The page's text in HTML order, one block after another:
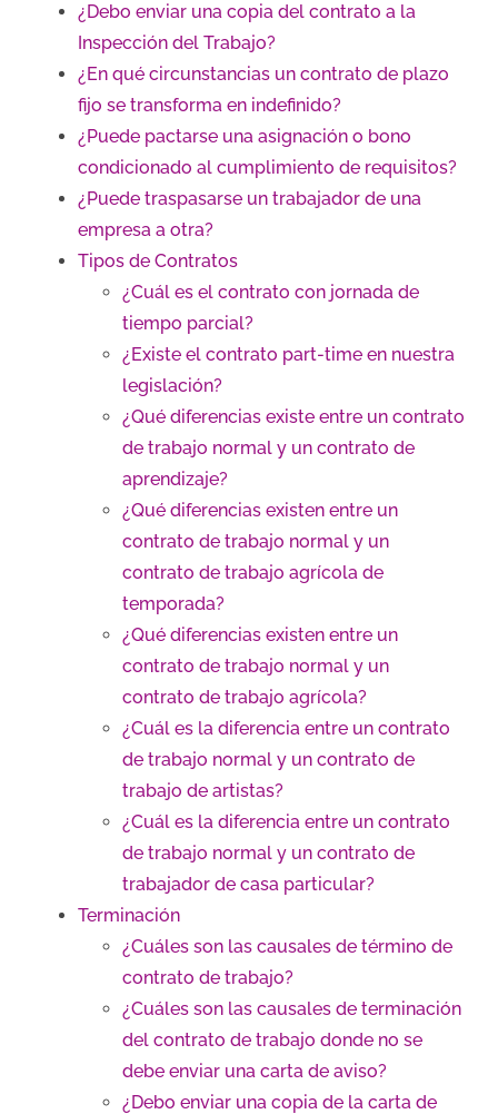
¿Debo enviar una copia del contrato a la
Inspección del Trabajo?
¿En qué circunstancias un contrato de plazo
fijo se transforma en indefinido?
¿Puede pactarse una asignación o bono
condicionado al cumplimiento de requisitos?
¿Puede traspasarse un trabajador de una
empresa a otra?
Tipos de Contratos
¿Cuál es el contrato con jornada de
tiempo parcial?
¿Existe el contrato part-time en nuestra
legislación?
¿Qué diferencias existe entre un contrato
de trabajo normal y un contrato de
aprendizaje?
¿Qué diferencias existen entre un
contrato de trabajo normal y un
contrato de trabajo agrícola de
temporada?
¿Qué diferencias existen entre un
contrato de trabajo normal y un
contrato de trabajo agrícola?
¿Cuál es la diferencia entre un contrato
de trabajo normal y un contrato de
trabajo de artistas?
¿Cuál es la diferencia entre un contrato
de trabajo normal y un contrato de
trabajador de casa particular?
Terminación
¿Cuáles son las causales de término de
contrato de trabajo?
¿Cuáles son las causales de terminación
del contrato de trabajo donde no se
debe enviar una carta de aviso?
¿Debo enviar una copia de la carta de